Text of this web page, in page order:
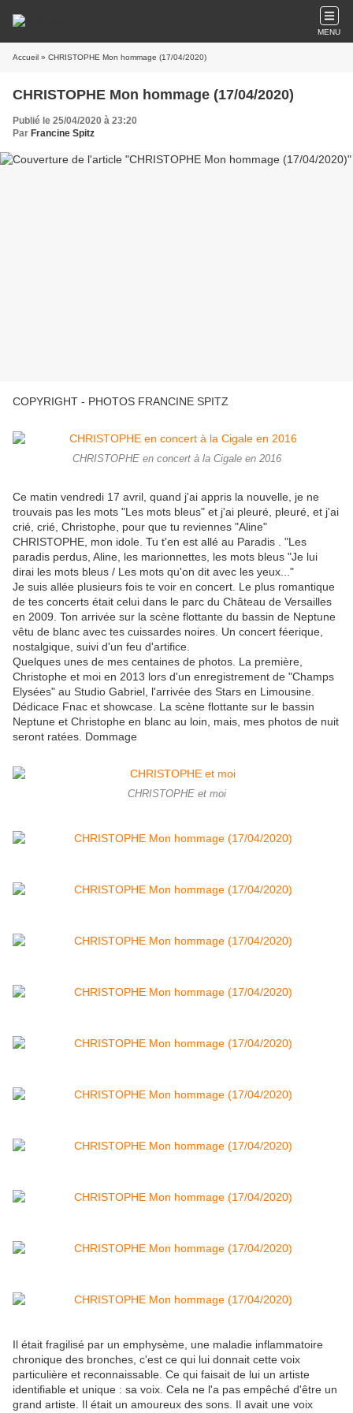
MENU
Accueil » CHRISTOPHE Mon hommage (17/04/2020)
CHRISTOPHE Mon hommage (17/04/2020)
Publié le 25/04/2020 à 23:20
Par Francine Spitz
COPYRIGHT - PHOTOS FRANCINE SPITZ
CHRISTOPHE en concert à la Cigale en 2016
Ce matin vendredi 17 avril, quand j'ai appris la nouvelle, je ne
trouvais pas les mots "Les mots bleus" et j'ai pleuré, pleuré, et j'ai
crié, crié, Christophe, pour que tu reviennes "Aline"
CHRISTOPHE, mon idole. Tu t'en est allé au Paradis . "Les
paradis perdus, Aline, les marionnettes, les mots bleus "Je lui
dirai les mots bleus / Les mots qu'on dit avec les yeux..."
Je suis allée plusieurs fois te voir en concert. Le plus romantique
de tes concerts était celui dans le parc du Château de Versailles
en 2009. Ton arrivée sur la scène flottante du bassin de Neptune
vêtu de blanc avec tes cuissardes noires. Un concert féerique,
nostalgique, suivi d'un feu d'artifice.
Quelques unes de mes centaines de photos. La première,
Christophe et moi en 2013 lors d'un enregistrement de "Champs
Elysées" au Studio Gabriel, l'arrivée des Stars en Limousine.
Dédicace Fnac et showcase. La scène flottante sur le bassin
Neptune et Christophe en blanc au loin, mais, mes photos de nuit
seront ratées. Dommage
CHRISTOPHE et moi
Il était fragilisé par un emphysème, une maladie inflammatoire
chronique des bronches, c'est ce qui lui donnait cette voix
particulière et reconnaissable. Ce qui faisait de lui un artiste
identifiable et unique : sa voix. Cela ne l'a pas empêché d'être un
grand artiste. Il était un amoureux des sons. Il avait une voix